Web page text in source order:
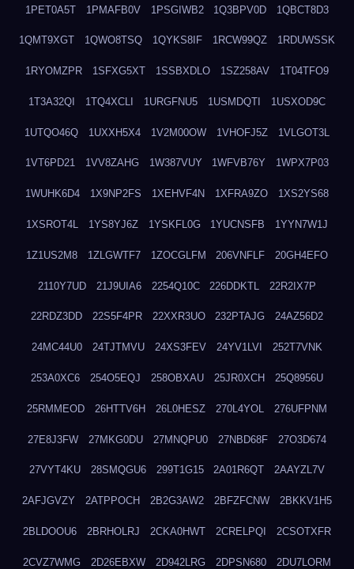
1PET0A5T 1PMAFB0V 1PSGIWB2 1Q3BPV0D 1QBCT8D3
1QMT9XGT 1QWO8TSQ 1QYKS8IF 1RCW99QZ 1RDUWSSK
1RYOMZPR 1SFXG5XT 1SSBXDLO 1SZ258AV 1T04TFO9
1T3A32QI 1TQ4XCLI 1URGFNU5 1USMDQTI 1USXOD9C
1UTQO46Q 1UXXH5X4 1V2M00OW 1VHOFJ5Z 1VLGOT3L
1VT6PD21 1VV8ZAHG 1W387VUY 1WFVB76Y 1WPX7P03
1WUHK6D4 1X9NP2FS 1XEHVF4N 1XFRA9ZO 1XS2YS68
1XSROT4L 1YS8YJ6Z 1YSKFL0G 1YUCNSFB 1YYN7W1J
1Z1US2M8 1ZLGWTF7 1ZOCGLFM 206VNFLF 20GH4EFO
2110Y7UD 21J9UIA6 2254Q10C 226DDKTL 22R2IX7P
22RDZ3DD 22S5F4PR 22XXR3UO 232PTAJG 24AZ56D2
24MC44U0 24TJTMVU 24XS3FEV 24YV1LVI 252T7VNK
253A0XC6 254O5EQJ 258OBXAU 25JR0XCH 25Q8956U
25RMMEOD 26HTTV6H 26L0HESZ 270L4YOL 276UFPNM
27E8J3FW 27MKG0DU 27MNQPU0 27NBD68F 27O3D674
27VYT4KU 28SMQGU6 299T1G15 2A01R6QT 2AAYZL7V
2AFJGVZY 2ATPPOCH 2B2G3AW2 2BFZFCNW 2BKKV1H5
2BLDOOU6 2BRHOLRJ 2CKA0HWT 2CRELPQI 2CSOTXFR
2CVZ7WMG 2D26EBXW 2D942LRG 2DPSN680 2DU7LORM